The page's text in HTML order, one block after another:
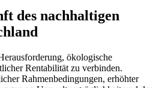
des nachhaltigen
ökologische
Rentabilität zu verbinden.
Rahmenbedingungen, erhöhter